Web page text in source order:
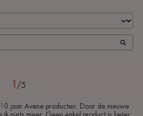
1 /5
10 jaar Avene producten. Door de nieuwe